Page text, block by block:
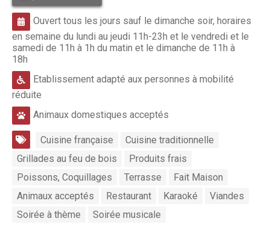
Ouvert tous les jours sauf le dimanche soir, horaires
en semaine du lundi au jeudi 11h-23h et le vendredi et le
samedi de 11h à 1h du matin et le dimanche de 11h à
18h
Etablissement adapté aux personnes à mobilité
réduite
Animaux domestiques acceptés
Cuisine française
Cuisine traditionnelle
Grillades au feu de bois
Produits frais
Poissons, Coquillages
Terrasse
Fait Maison
Animaux acceptés
Restaurant Karaoké
Viandes
Soirée à thème
Soirée musicale